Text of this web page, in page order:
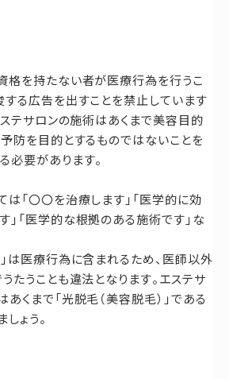
格を持たない者が医療行為を行うこ
する広告を出すことを禁止しています
ステサロンの施術はあくまで美容目的
予防を目的とするものではないことを
必要があります。
「〇〇を治療します」「医学的に効
」「医学的な根拠のある施術です」な
」は医療行為に含まれるため、医師以外
たうことも違法となります。エステサ
くまで「光脱毛（美容脱毛）」である
ょう。